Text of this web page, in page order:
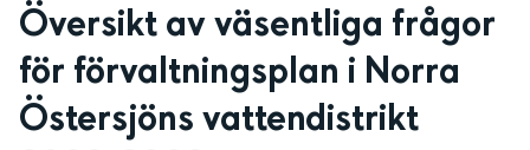
Översikt av väsentliga frågor
för förvaltningsplan i Norra
Östersjöns vattendistrikt